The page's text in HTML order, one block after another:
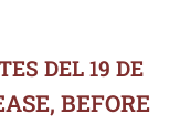
DEL 19 DE
BEFORE